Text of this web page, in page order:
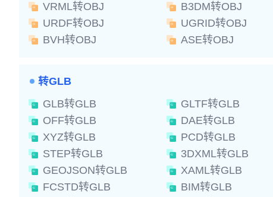
VRML转OBJ
B3DM转OBJ
URDF转OBJ
UGRID转OBJ
BVH转OBJ
ASE转OBJ
转GLB
GLB转GLB
GLTF转GLB
OFF转GLB
DAE转GLB
XYZ转GLB
PCD转GLB
STEP转GLB
3DXML转GLB
GEOJSON转GLB
XAML转GLB
FCSTD转GLB
BIM转GLB